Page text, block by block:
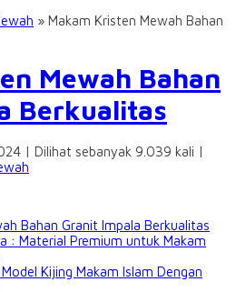
» Makam Kristen Mewah Bahan
Mewah Bahan
Berkualitas
| Dilihat sebanyak 9.039 kali |
Bahan Granit Impala Berkualitas
: Material Premium untuk Makam
Kijing Makam Islam Dengan